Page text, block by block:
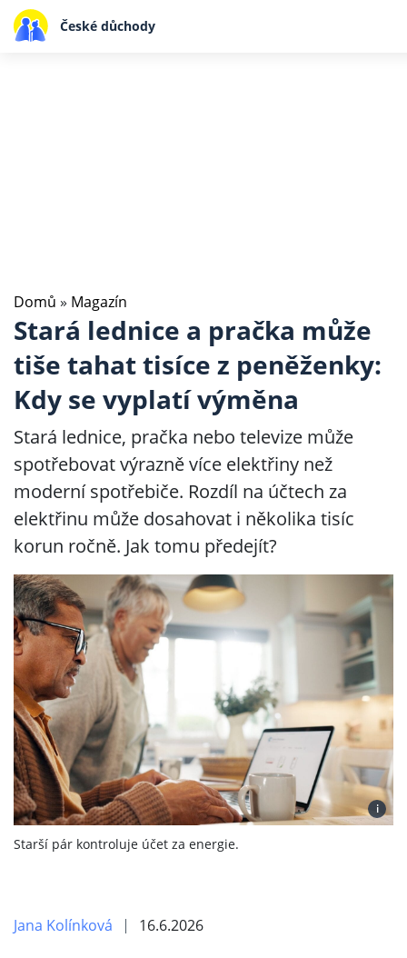
České důchody
Domů » Magazín
Stará lednice a pračka může
tiše tahat tisíce z peněženky:
Kdy se vyplatí výměna
Stará lednice, pračka nebo televize může
spotřebovat výrazně více elektřiny než
moderní spotřebiče. Rozdíl na účtech za
elektřinu může dosahovat i několika tisíc
korun ročně. Jak tomu předejít?
i
Starší pár kontroluje účet za energie.
Jana Kolínková 16.6.2026